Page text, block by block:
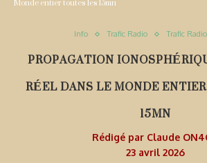
Info Trafic Radio Trafic
PROPAGATION
RÉEL DANS LE MONDE
15MN
Rédigé par Claude
23 avril 2026